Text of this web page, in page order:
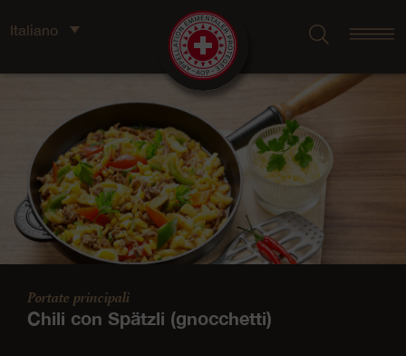
Italiano
Portate principali
Chili con Spätzli (gnocchetti)